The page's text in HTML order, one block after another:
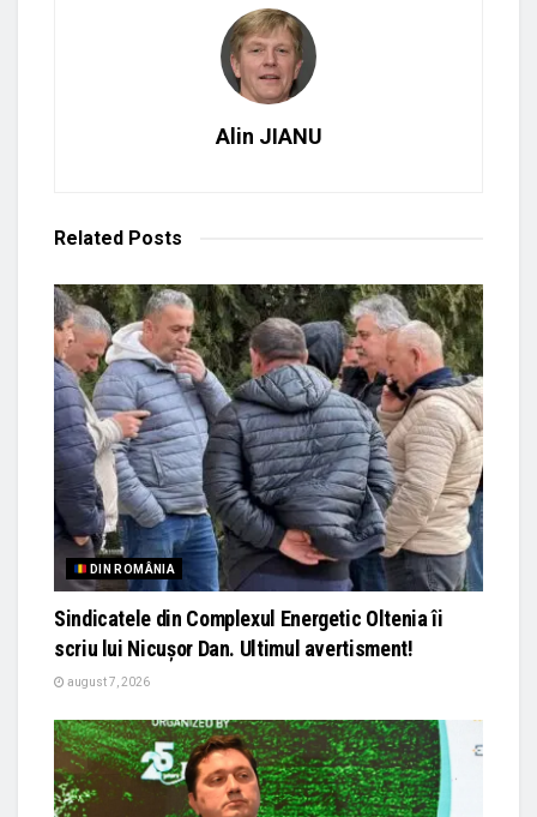
Alin JIANU
Related Posts
DIN ROMÂNIA
Sindicatele din Complexul Energetic Oltenia îi
scriu lui Nicușor Dan. Ultimul avertisment!
august 7, 2026